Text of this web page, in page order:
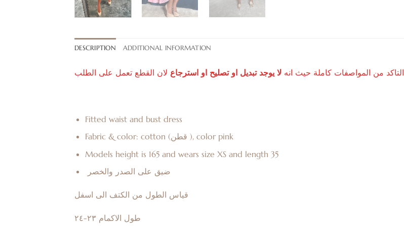
DESCRIPTION ADDITIONAL INFORMATION
التاكد من المواصفات كاملة حيث انه لا يوجد تبديل او تصليح او استرجاع لان القطع تعمل على الطلب
Fitted waist and bust dress
Fabric & color: cotton (قطن ), color pink
Models height is 165 and wears size XS and length 35
ضيق على الصدر والخصر
قياس الطول من الكتف الى اسفل
طول الاكمام ٢٣-٢٤